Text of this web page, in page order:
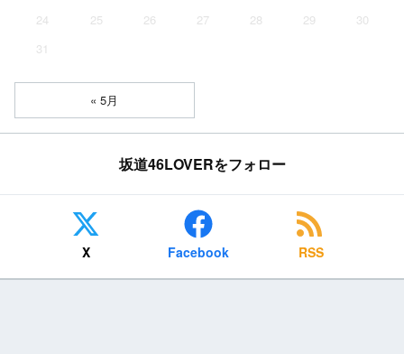
24
25 26 27 28 29
30
31
« 5月
坂道46LOVERをフォロー
X Facebook RSS